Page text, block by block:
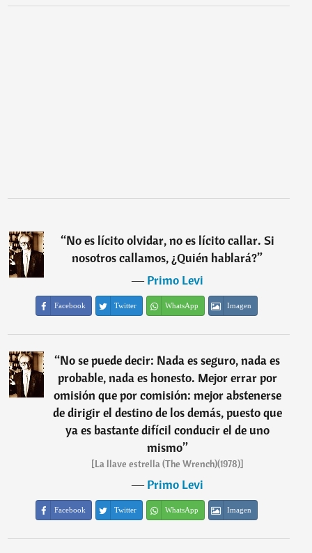
“No es lícito olvidar, no es lícito callar. Si
nosotros callamos, ¿Quién hablará?”
―Primo Levi
Facebook Twitter WhatsApp Imagen
“No se puede decir: Nada es seguro, nada es
probable, nada es honesto. Mejor errar por
omisión que por comisión: mejor abstenerse
de dirigir el destino de los demás, puesto que
ya es bastante difícil conducir el de uno
mismo”
[La llave estrella (The Wrench)(1978)]
―Primo Levi
Facebook Twitter WhatsApp Imagen